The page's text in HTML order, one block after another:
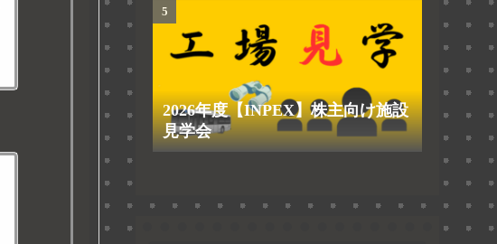
2026年度【INPEX】株主向け施設
見学会